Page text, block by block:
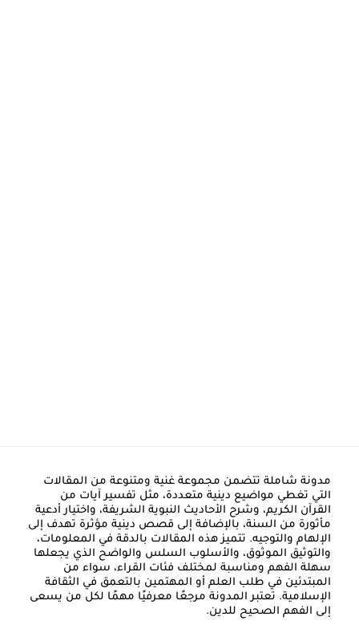
مدونة شاملة تتضمن مجموعة غنية ومتنوعة من المقالات
التي تغطي مواضيع دينية متعددة، مثل تفسير آيات من
القرآن الكريم، وشرح الأحاديث النبوية الشريفة، واختيار أدعية
مأثورة من السنة، بالإضافة إلى قصص دينية مؤثرة تهدف إلى
الإلهام والتوجيه. تتميز هذه المقالات بالدقة في المعلومات،
والتوثيق الموثوق، والأسلوب السلس والواضح الذي يجعلها
سهلة الفهم ومناسبة لمختلف فئات القراء، سواء من
المبتدئين في طلب العلم أو المهتمين بالتعمق في الثقافة
الإسلامية. تعتبر المدونة مرجعًا معرفيًا مهمًا لكل من يسعى
إلى الفهم الصحيح للدين.